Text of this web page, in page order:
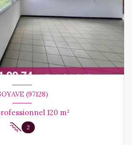
(97128)
Local professionnel 120 m²
2